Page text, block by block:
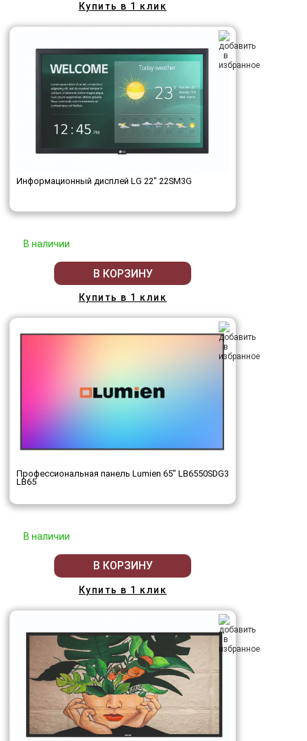
Купить в 1 клик
Информационный дисплей LG 22" 22SM3G
В наличии
В КОРЗИНУ
Купить в 1 клик
Профессиональная панель Lumien 65" LB6550SDG3
LB65
В наличии
В КОРЗИНУ
Купить в 1 клик